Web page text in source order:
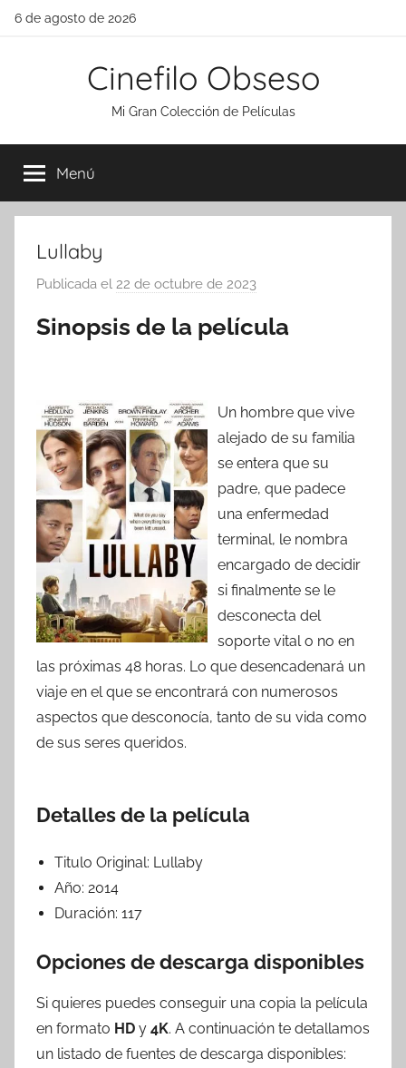
Saltar
6 de agosto de 2026
Cinefilo Obseso
Mi Gran Colección de Películas
Menú
Lullaby
Publicada el 22 de octubre de 2023
r
Sinopsis de la película
Un hombre que vive
alejado de su familia
se entera que su
padre, que padece
una enfermedad
terminal, le nombra
encargado de decidir
si finalmente se le
desconecta del
soporte vital o no en
las próximas 48 horas. Lo que desencadenará un
viaje en el que se encontrará con numerosos
aspectos que desconocía, tanto de su vida como
de sus seres queridos.
Detalles de la película
Titulo Original: Lullaby
Año: 2014
Duración: 117
Opciones de descarga disponibles
Si quieres puedes conseguir una copia la película
en formato HD y 4K. A continuación te detallamos
un listado de fuentes de descarga disponibles: